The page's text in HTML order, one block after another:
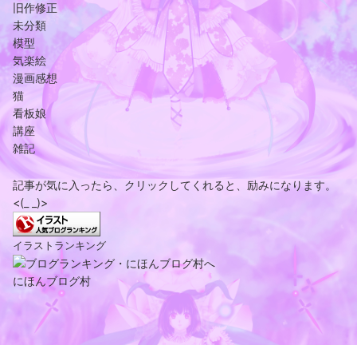
旧作修正
未分類
模型
気楽絵
漫画感想
猫
看板娘
講座
雑記
記事が気に入ったら、クリックしてくれると、励みになります。
<(_ _)>
イラストランキング
にほんブログ村